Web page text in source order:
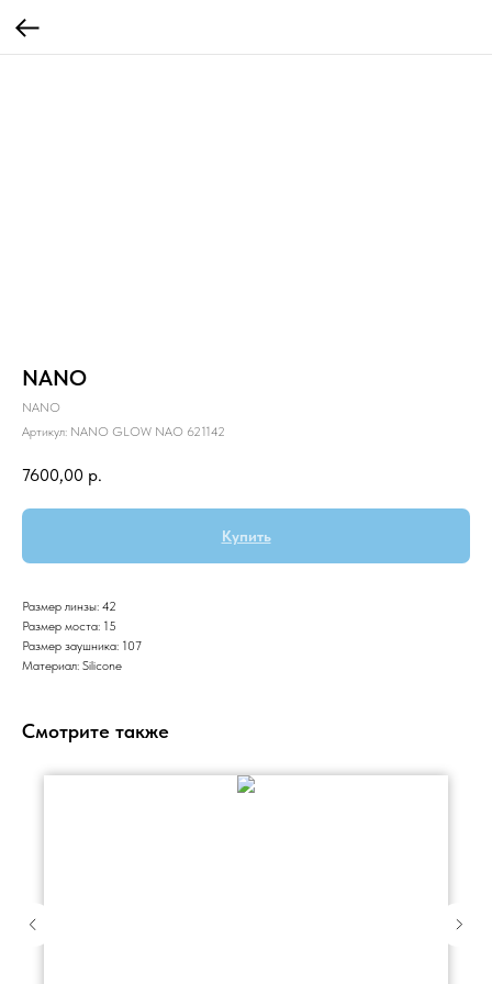
NANO
NANO
Артикул: NANO GLOW NAO 621142
7600,00 р.
Купить
Размер линзы: 42
Размер моста: 15
Размер заушника: 107
Материал: Silicone
Смотрите также